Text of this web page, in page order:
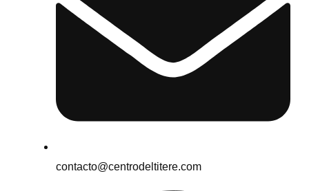
contacto@centrodeltitere.com